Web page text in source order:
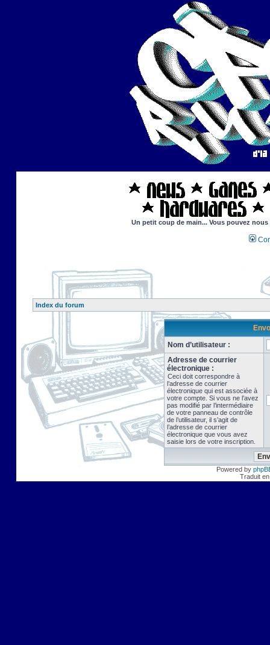
Un petit coup de main... Vous pouvez
Index du forum
Nom d’utilisateur :
Adresse de courrier
électronique :
Ceci doit correspondre à
l’adresse de courrier
électronique qui est associée à
votre compte. Si vous ne l’avez
pas modifié par l’intermédiaire
de votre panneau de contrôle
de l’utilisateur, il s’agit de
l’adresse de courrier
électronique que vous avez
saisie lors de votre inscription.
Powered by
Traduit